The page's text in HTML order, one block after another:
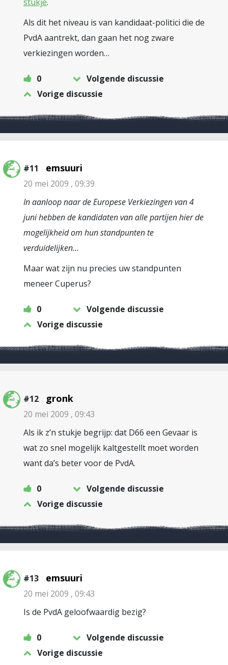
Als dit het niveau is van kandidaat-politici die de
PvdA aantrekt, dan gaan het nog zware
verkiezingen worden…
0
Volgende discussie
Vorige discussie
#11 emsuuri
20 mei 2009 , 09:39
In aanloop naar de Europese Verkiezingen van 4
juni hebben de kandidaten van alle partijen hier de
mogelijkheid om hun standpunten te
verduidelijken…
Maar wat zijn nu precies uw standpunten
meneer Cuperus?
0
Volgende discussie
Vorige discussie
#12 gronk
20 mei 2009 , 09:43
Als ik z’n stukje begrijp: dat D66 een Gevaar is
wat zo snel mogelijk kaltgestellt moet worden
want da’s beter voor de PvdA.
0
Volgende discussie
Vorige discussie
#13 emsuuri
20 mei 2009 , 09:43
Is de PvdA geloofwaardig bezig?
0
Volgende discussie
Vorige discussie